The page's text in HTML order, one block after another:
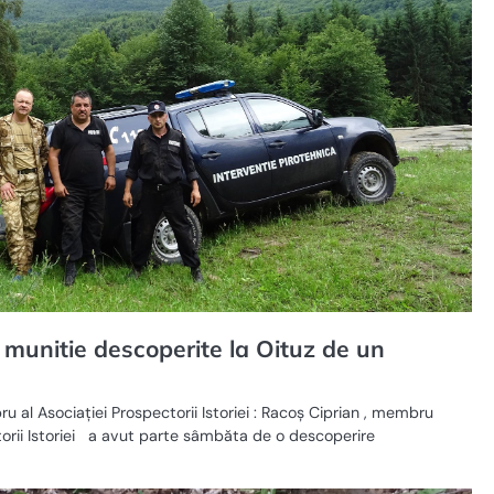
descoperite la Oituz de un
al Asociației Prospectorii Istoriei : Racoș Ciprian , membru
Istoriei a avut parte sâmbăta de o descoperire